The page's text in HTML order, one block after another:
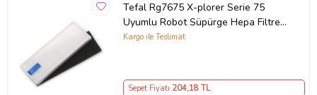
Tefal Rg7675 X-plorer Serie 75
Uyumlu Robot Süpürge Hepa Filtre
Aksesuarı
Kargo ile Teslimat
Sepet Fiyatı 204,18 TL